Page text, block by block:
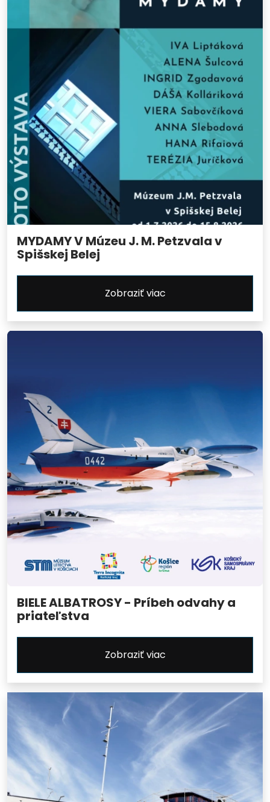
MYDAMY V Múzeu J. M. Petzvala v
Spišskej Belej
Zobraziť viac
BIELE ALBATROSY - Príbeh odvahy a
priateľstva
Zobraziť viac